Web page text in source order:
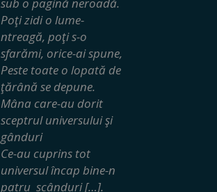
Poţi zidi o lume-
ntreagă, poţi s-o
sfarămi, orice-ai spune,
Peste toate o lopată de
ţărână se depune.
Mâna care-au dorit
sceptrul universului şi
gânduri
Ce-au cuprins tot
universul încap bine-n
patru scânduri […].